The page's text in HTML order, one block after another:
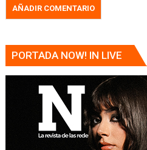
PORTADA NOW! IN LIVE